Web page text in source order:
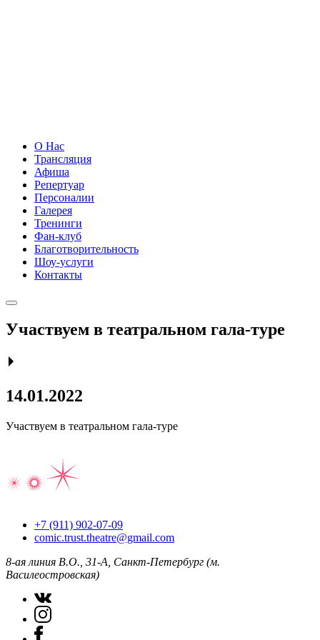
О Нас
Трансляция
Афиша
Репертуар
Персоналии
Галерея
Тренинги
Фан-клуб
Благотворительность
Шоу-услуги
Контакты
Участвуем в театральном гала-туре
14.01.2022
Участвуем в театральном гала-туре
+7 (911) 902-07-09
comic.trust.theatre@gmail.com
8-ая линия В.О., 31-А, Санкт-Петербург (м.
Василеостровская)